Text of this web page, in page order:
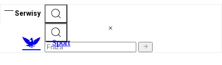
Serwisy
Sport